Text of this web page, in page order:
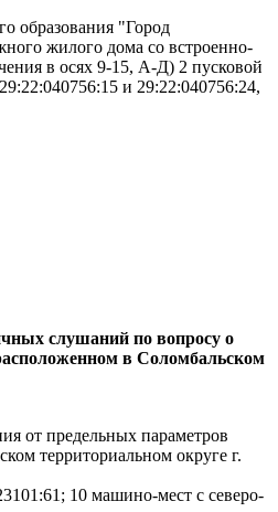
образования "Город
жилого дома со встроенно-
в осях 9-15, А-Д) 2 пусковой
и 29:22:040756:24,
слушаний по вопросу о
в Соломбальском
от предельных параметров
территориальном округе г.
10 машино-мест с северо-